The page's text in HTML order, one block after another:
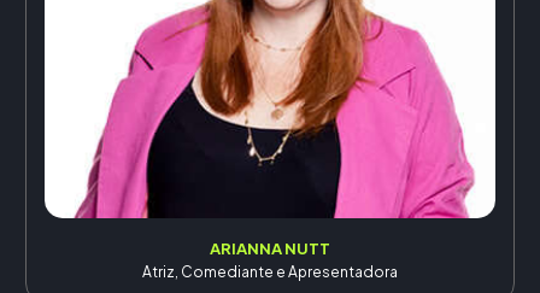
ARIANNA NUTT
Atriz, Comediante e Apresentadora